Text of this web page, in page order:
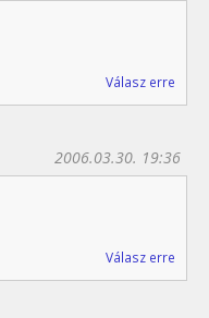
Válasz erre
2006.03.30. 19:36
Válasz erre